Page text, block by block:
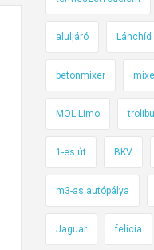
aluljáró Lánchíd
betonmixer
MOL Limo
1-es út BKV
m3-as autópálya
Jaguar felicia